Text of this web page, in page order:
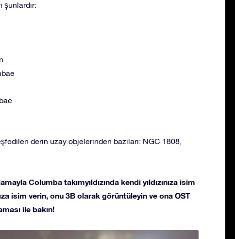
şunlardır:
derin uzay objelerinden bazıları: NGC 1808,
Columba takımyıldızında kendi yıldızınıza isim
isim verin, onu 3B olarak görüntüleyin ve ona OST
ile bakın!